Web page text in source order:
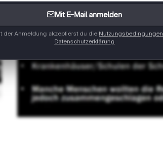
Mit E-Mail anmelden
der Anmeldung akzeptierst du die Nutzungsbedingungen
Datenschutzerklärung